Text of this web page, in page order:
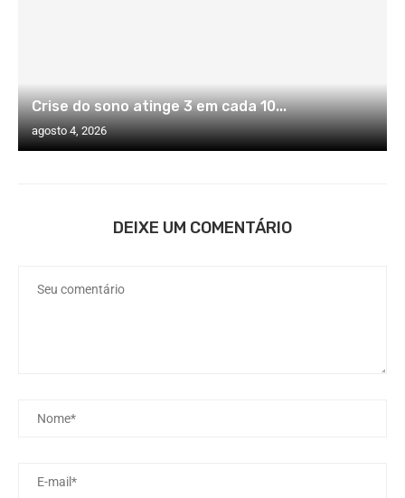
Crise do sono atinge 3 em cada 10...
agosto 4, 2026
DEIXE UM COMENTÁRIO